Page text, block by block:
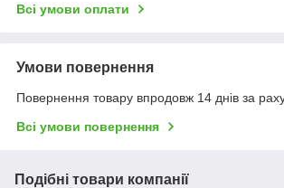
Всі умови оплати
Умови повернення
Повернення товару впродовж 14 днів за
Всі умови повернення
Подібні товари компанії